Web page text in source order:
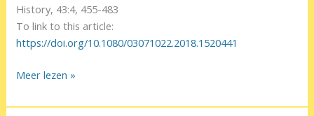
History, 43:4, 455-483
To link to this article:
https://doi.org/10.1080/03071022.2018.1520441
Psychiatric
in
Meer lezen »